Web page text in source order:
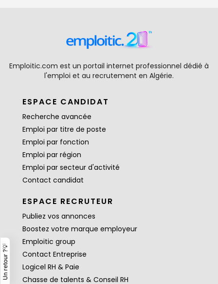
Emploitic.com est un portail internet professionnel dédié à
l'emploi et au recrutement en Algérie.
ESPACE CANDIDAT
Recherche avancée
Emploi par titre de poste
Emploi par fonction
Emploi par région
Emploi par secteur d'activité
Contact candidat
ESPACE RECRUTEUR
Publiez vos annonces
Boostez votre marque employeur
Emploitic group
Contact Entreprise
Logicel RH & Paie
Chasse de talents & Conseil RH
Un retour ?💡